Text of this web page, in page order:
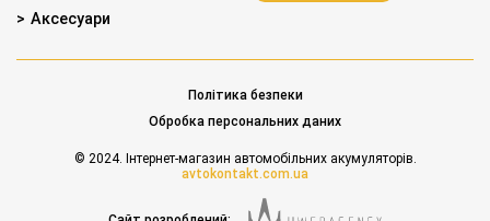
Аксесуари
Політика безпеки
Обробка персональних даних
© 2024. Інтернет-магазин автомобільних акумуляторів.
avtokontakt.com.ua